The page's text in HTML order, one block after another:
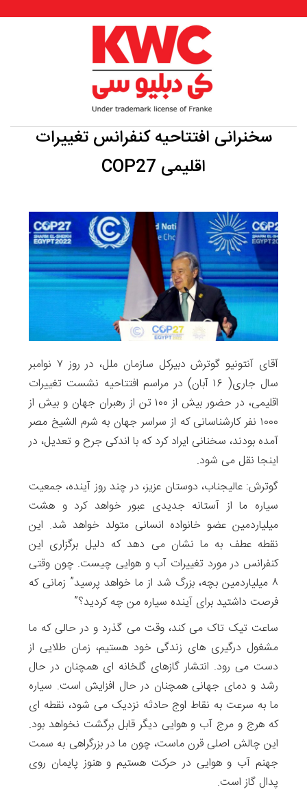
سخنرانی افتتاحیه کنفرانس تغییرات
اقلیمی COP27
آقای آنتونیو گوترش دبیرکل سازمان ملل، در روز ۷ نوامبر
سال جاری( ۱۶ آبان) در مراسم افتتاحیه نشست تغییرات
اقلیمی، در حضور بیش از ۱۰۰ تن از رهبران جهان و بیش از
۱۰۰۰ نفر کارشناسانی که از سراسر جهان به شرم الشیخ مصر
آمده بودند، سخنانی ایراد کرد که با اندکی جرح و تعدیل، در
اینجا نقل می شود.
گوترش: عالیجناب، دوستان عزیز، در چند روز آینده، جمعیت
سیاره ما از آستانه جدیدی عبور خواهد کرد و هشت
میلیاردمین عضو خانواده انسانی متولد خواهد شد. این
نقطه عطف به ما نشان می دهد که دلیل برگزاری این
کنفرانس در مورد تغییرات آب و هوایی چیست. چون وقتی
۸ میلیاردمین بچه، بزرگ شد از ما خواهد پرسید” زمانی که
فرصت داشتید برای آینده سیاره من چه کردید؟”
ساعت تیک تاک می کند، وقت می گذرد و در حالی که ما
مشغول درگیری های زندگی خود هستیم، زمان طلایی از
دست می رود. انتشار گازهای گلخانه ای همچنان در حال
رشد و دمای جهانی همچنان در حال افزایش است. سیاره
ما به سرعت به نقاط اوج حادثه نزدیک می شود، نقطه ای
که هرج و مرج آب و هوایی دیگر قابل برگشت نخواهد بود.
این چالش اصلی قرن ماست، چون ما در بزرگراهی به سمت
جهنم آب و هوایی در حرکت هستیم و هنوز پایمان روی
پدال گاز است.